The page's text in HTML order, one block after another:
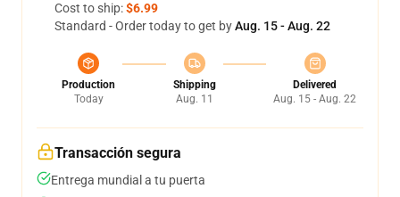
Cost to ship:$6.99
Standard - Order today to get byAug. 15 - Aug. 22
Production
Today
Shipping
Aug. 11
Delivered
Aug. 15 - Aug. 22
Transacción segura
Entrega mundial a tu puerta